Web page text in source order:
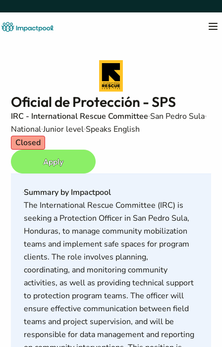
Oficial de Protección - SPS
IRC - International Rescue Committee San Pedro Sula
NationalJunior level Speaks English
Closed
Apply
Summary by Impactpool
The International Rescue Committee (IRC) is
seeking a Protection Officer in San Pedro Sula,
Honduras, to manage community mobilization
teams and implement safe spaces for program
clients. The role involves planning,
coordinating, and monitoring community
activities, as well as providing technical support
to protection program teams. The officer will
ensure effective communication between field
teams and project supervision, and will be
responsible for data management and reporting